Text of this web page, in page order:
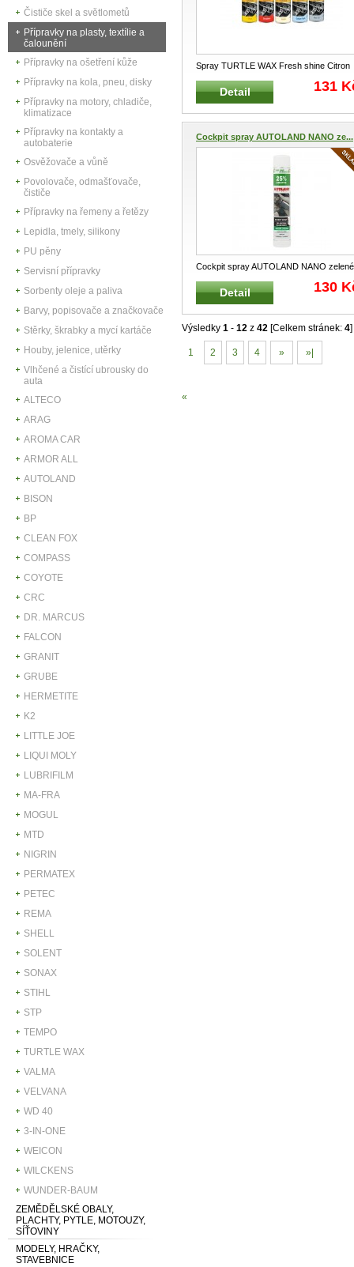
Čističe skel a světlometů
Přípravky na plasty, textílie a
čalounění
Přípravky na ošetření kůže
Přípravky na kola, pneu, disky
Přípravky na motory, chladiče,
klimatizace
Přípravky na kontakty a
autobaterie
Osvěžovače a vůně
Povolovače, odmašťovače,
čističe
Přípravky na řemeny a řetězy
Lepidla, tmely, silikony
PU pěny
Servisní přípravky
Sorbenty oleje a paliva
Barvy, popisovače a značkovače
Stěrky, škrabky a mycí kartáče
Houby, jelenice, utěrky
Vlhčené a čistící ubrousky do
auta
ALTECO
ARAG
AROMA CAR
ARMOR ALL
AUTOLAND
BISON
BP
CLEAN FOX
COMPASS
COYOTE
CRC
DR. MARCUS
FALCON
GRANIT
GRUBE
HERMETITE
K2
LITTLE JOE
LIQUI MOLY
LUBRIFILM
MA-FRA
MOGUL
MTD
NIGRIN
PERMATEX
PETEC
REMA
SHELL
SOLENT
SONAX
STIHL
STP
TEMPO
TURTLE WAX
VALMA
VELVANA
WD 40
3-IN-ONE
WEICON
WILCKENS
WUNDER-BAUM
ZEMĚDĚLSKÉ OBALY,
PLACHTY, PYTLE, MOTOUZY,
SÍŤOVINY
MODELY, HRAČKY,
STAVEBNICE
Spray TURTLE WAX Fresh shine Citron
500 ml Osvěžovač a přípravek na o
Detail 131
Cockpit spray AUTOLAND NANO ze...
Cockpit spray AUTOLAND NANO zelené
jablko 500 ml Moderní cockpit čist
Detail 130
Výsledky 1 - 12 z 42 [Celkem stránek: 4]
1 2 3 4 » »|
«